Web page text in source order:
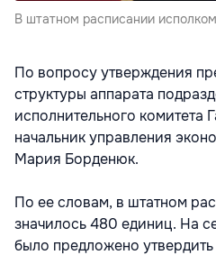
В штатном расписании
По вопросу утверждения
структуры аппарата
исполнительного комитета
начальник управления
Мария Борденюк.
По ее словам, в штатном
значилось 480 единиц. На
было предложено